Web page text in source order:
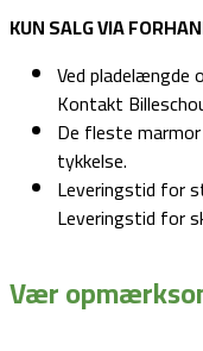
KUN SALG VIA
Ved pladelængde
Kontakt
De fleste
tykkelse.
Leveringstid for
Leveringstid for
Vær